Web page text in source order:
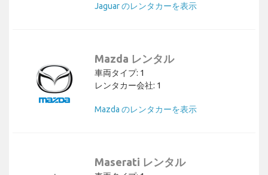
Jaguar のレンタカーを表示
Mazda レンタル
車両タイプ: 1
レンタカー会社: 1
Mazda のレンタカーを表示
Maserati レンタル